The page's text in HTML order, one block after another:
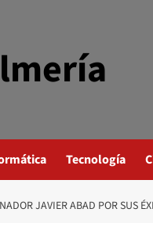
Tecnología
JAVIER ABAD POR SUS